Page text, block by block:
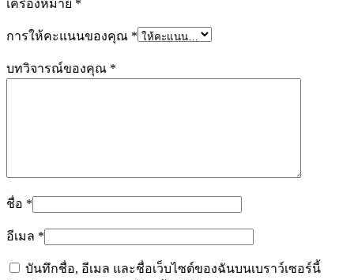
เครื่องหมาย *
การให้คะแนนของคุณ *
บทวิจารณ์ของคุณ *
ชื่อ *
อีเมล *
บันทึกชื่อ, อีเมล และชื่อเว็บไซต์ของฉันบนเบราว์เซอร์นี้